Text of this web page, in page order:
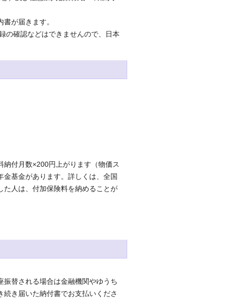
が届きます。
の確認などはできませんので、日本
付月数×200円上がります（物価ス
基金があります。詳しくは、全国
た人は、付加保険料を納めることが
替される場合は金融機関やゆうち
き届いた納付書でお支払いくださ